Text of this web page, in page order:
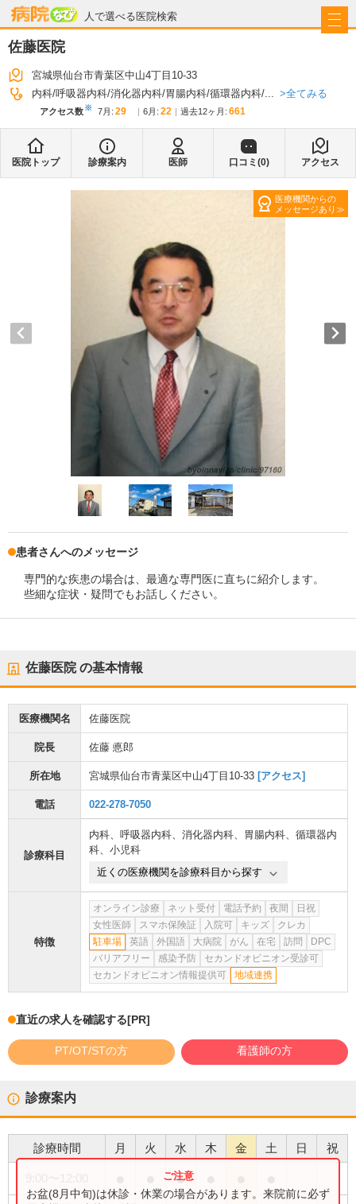
人で選べる医院検索
病院なび
佐藤医院
宮城県仙台市青葉区中山4丁目10-33
内科 呼吸器内科 消化器内科 胃腸内科 循環器内科 ... 全てみる
アクセス数※ 7月 : 29 6月 : 22 過去12ヶ月: 661
医院トップ 診療案内 医師 口コミ(0) アクセス
医療機関からの
メッセージあり
患者さんへのメッセージ
専門的な疾患の場合は、最適な専門医に直ちに紹介します。
些細な症状・疑問でもお話しください。
佐藤医院の基本情報
医療機関名 佐藤医院
院長 佐藤 悳郎
所在地 宮城県仙台市青葉区中山4丁目10-33 [アクセス]
電話 022-278-7050
診療科目
内科、 呼吸器内科、 消化器内科、 胃腸内科、 循環器内
科、 小児科
近くの医療機関を診療科目から探す
特徴
オンライン診療 ネット受付 電話予約 夜間
日祝
女性医師
スマホ保険証 入院可 キッズ
クレカ
駐車場
英語 外国語 大病院 がん 在宅 訪問
DPC
バリアフリー
感染予防
セカンドオピニオン受診可
セカンドオピニオン情報提供可
地域連携
直近の求人を確認する[PR]
PT/OT/STの方 看護師の方
診療案内
診療時間 月 火 水 木 金 土 日 祝
●
お盆(8月中旬)は休診・休業の場合があります。来院前に必ず